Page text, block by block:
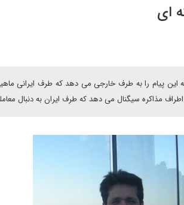
ای
این پیام را به طرف خارجی می دهد که طرف ایرانی
مذاکره سیگنال می دهد که طرف ایران به دنبال